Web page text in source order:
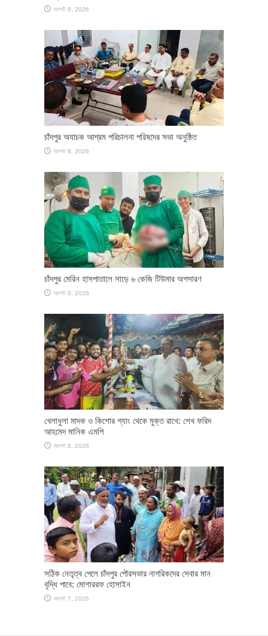
আগস্ট 8, 2026
চাঁদপুর অযাচক আশ্রম পরিচালনা পরিষদের সভা অনুষ্ঠিত
আগস্ট 8, 2026
চাঁদপুর মেরিন হাসপাতালে সাড়ে ৬ কেজি টিউমার অপসারণ
আগস্ট 8, 2026
খেলাধুলা মাদক ও কিশোর গ্যাং থেকে মুক্ত রাখে: শেখ ফরিদ
আহমেদ মানিক এমপি
আগস্ট 8, 2026
সঠিক নেতৃত্ব পেলে চাঁদপুর পৌরসভার নাগরিকদের সেবার মান
বৃদ্ধি পাবে: মোশাররফ হোসাইন
আগস্ট 7, 2026